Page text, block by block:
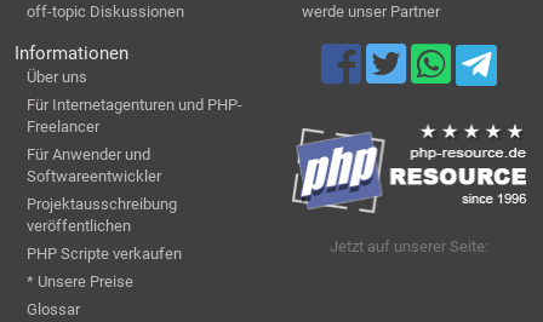
off-topic Diskussionen
werde unser Partner
Informationen
Über uns
Für Internetagenturen und PHP-
Freelancer
Für Anwender und
Softwareentwickler
Projektausschreibung
veröffentlichen
PHP Scripte verkaufen
* Unsere Preise
Glossar
Jetzt auf unserer Seite: